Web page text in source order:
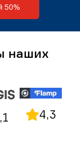
50%
наших
4,3